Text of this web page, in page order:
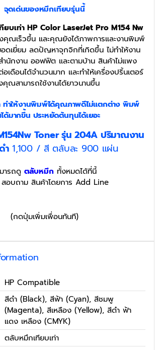
จุดเด่นของหมึกเทียบรุ่นนี้
บเท่า HP Color LaserJet Pro M154 Nw
งคุณเร็วขึ้น และคุณยังได้ภาพการและงานพิมพ์
ดเยี่ยม ลดปัญหาจุกจิกที่เกิดขึ้น ไม่ทำให้งาน
ำนักงาน ออฟฟิต และตามบ้าน สินค้าไม่แพง
เดือนได้จำนวนมาก และทำให้เครื่องปริ้นเตอร์
คุณสามารถใช้งานได้ยาวนานขึ้น
ทำให้งานพิมพ์ได้คุณภาพดีไม่แตกต่าง พิมพ์
ด้มากขึ้น ประหยัดต้นทุนได้เยอะ
Toner รุ่น204A ปริมาณงาน
ำ1,100 / สี ตลับละ 900 แผ่น
ารถดู ตลับหมึก ทั้งหมดได้ที่นี้
อบถาม สินค้าโดยการ Add Line
(กดปุ่มเพิ่มเพื่อนทันที)
HP Compatible
สีดำ (Black), สีฟ้า (Cyan), สีชมพู
(Magenta), สีเหลือง (Yellow), สีดำ ฟ้า
แดง เหลือง (CMYK)
ตลับหมึกเทียบเท่า